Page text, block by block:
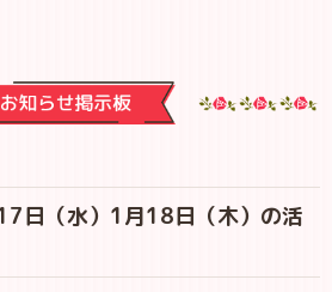
日（水）1月18日（木）の活